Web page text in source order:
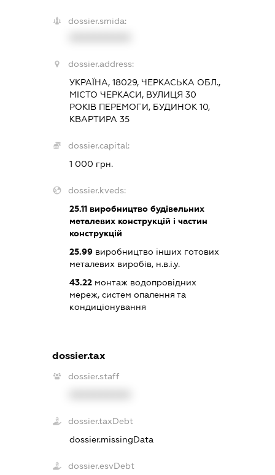
dossier.smida:
dossier.address:
УКРАЇНА, 18029, ЧЕРКАСЬКА ОБЛ.,
МІСТО ЧЕРКАСИ, ВУЛИЦЯ 30
РОКІВ ПЕРЕМОГИ, БУДИНОК 10,
КВАРТИРА 35
dossier.capital:
1 000 грн.
dossier.kveds:
25.11виробництво будівельних
металевих конструкцій і частин
конструкцій
25.99виробництво інших готових
металевих виробів, н.в.і.у.
43.22монтаж водопровідних
мереж, систем опалення та
кондиціонування
dossier.tax
dossier.staff
dossier.taxDebt
dossier.missingData
dossier.esvDebt